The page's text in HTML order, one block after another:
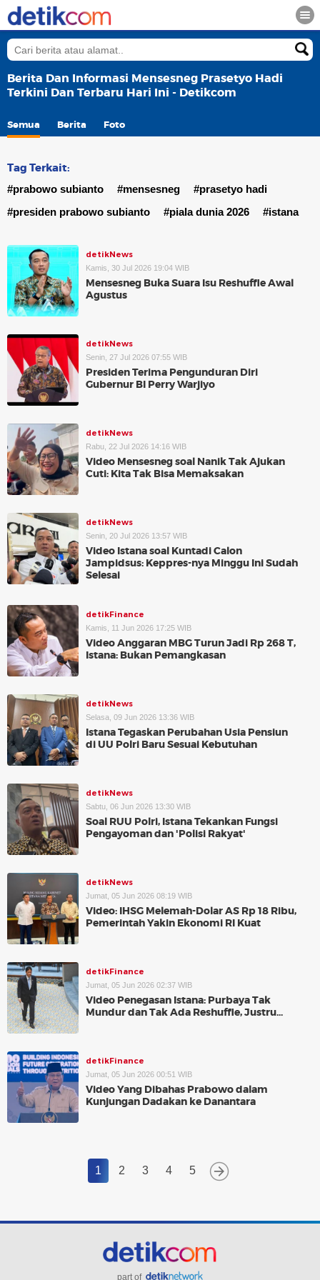
Berita Dan Informasi Mensesneg Prasetyo Hadi
Terkini Dan Terbaru Hari Ini - Detikcom
Semua Berita Foto
Tag Terkait:
#prabowo subianto #mensesneg
#prasetyo hadi
#presiden prabowo subianto
#piala dunia 2026 #istana
detikNews
Kamis, 30 Jul 2026 19:04 WIB
Mensesneg Buka Suara Isu Reshuffle Awal
Agustus
detikNews
Senin, 27 Jul 2026 07:55 WIB
Presiden Terima Pengunduran Diri
Gubernur BI Perry Warjiyo
detikNews
Rabu, 22 Jul 2026 14:16 WIB
Video Mensesneg soal Nanik Tak Ajukan
Cuti: Kita Tak Bisa Memaksakan
detikNews
Senin, 20 Jul 2026 13:57 WIB
Video Istana soal Kuntadi Calon
Jampidsus: Keppres-nya Minggu Ini Sudah
Selesai
detikFinance
Kamis, 11 Jun 2026 17:25 WIB
Video Anggaran MBG Turun Jadi Rp 268 T,
Istana: Bukan Pemangkasan
detikNews
Selasa, 09 Jun 2026 13:36 WIB
Istana Tegaskan Perubahan Usia Pensiun
di UU Polri Baru Sesuai Kebutuhan
detikNews
Sabtu, 06 Jun 2026 13:30 WIB
Soal RUU Polri, Istana Tekankan Fungsi
Pengayoman dan 'Polisi Rakyat'
detikNews
Jumat, 05 Jun 2026 08:19 WIB
Video: IHSG Melemah-Dolar AS Rp 18 Ribu,
Pemerintah Yakin Ekonomi RI Kuat
detikFinance
Jumat, 05 Jun 2026 02:37 WIB
Video Penegasan Istana: Purbaya Tak
Mundur dan Tak Ada Reshuffle, Justru...
detikFinance
Jumat, 05 Jun 2026 00:51 WIB
Video Yang Dibahas Prabowo dalam
Kunjungan Dadakan ke Danantara
1 2 3 4 5
part of